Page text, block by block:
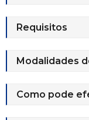
Requisitos
Modalidades
Como pode